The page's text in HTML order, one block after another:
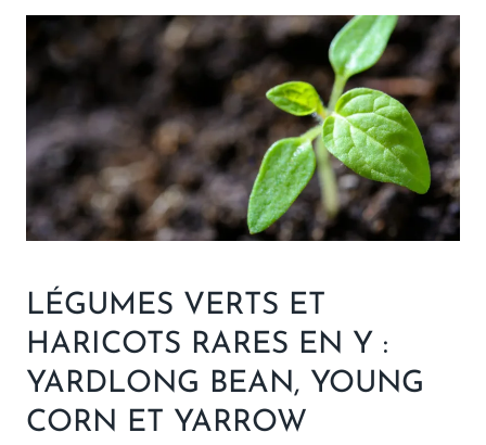
LÉGUMES VERTS ET
HARICOTS RARES EN Y :
YARDLONG BEAN, YOUNG
CORN ET YARROW